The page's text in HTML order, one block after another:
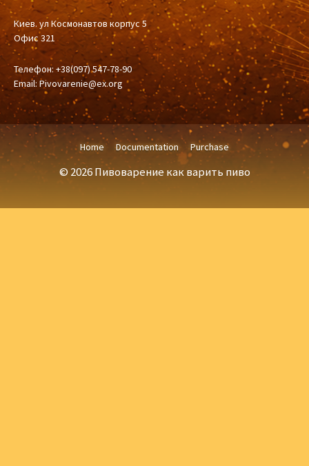
Киев. ул Космонавтов корпус 5
Офис 321
Телефон: +38(097) 547-78-90
Email: Pivovarenie@ex.org
Home Documentation Purchase
© 2026 Пивоварение как варить пиво